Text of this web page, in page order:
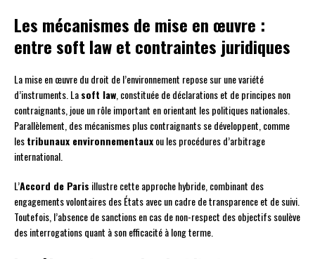
Les mécanismes de mise en œuvre :
entre soft law et contraintes juridiques
La mise en œuvre du droit de l’environnement repose sur une variété
d’instruments. Lasoft law , constituée de déclarations et de principes non
contraignants, joue un rôle important en orientant les politiques nationales.
Parallèlement, des mécanismes plus contraignants se développent, comme
lestribunaux environnementauxou les procédures d’arbitrage
international.
L’Accord de Paris illustre cette approche hybride, combinant des
engagements volontaires des États avec un cadre de transparence et de suivi.
Toutefois, l’absence de sanctions en cas de non-respect des objectifs soulève
des interrogations quant à son efficacité à long terme.